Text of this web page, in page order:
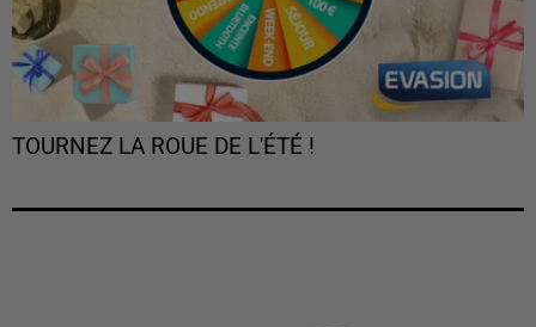
TOURNEZ LA ROUE DE L'ÉTÉ !